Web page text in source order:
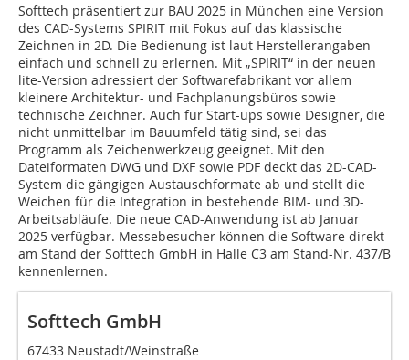
Softtech präsentiert zur BAU 2025 in München eine Version
des CAD-Systems SPIRIT mit Fokus auf das klassische
Zeichnen in 2D. Die Bedienung ist laut Herstellerangaben
einfach und schnell zu erlernen. Mit „SPIRIT“ in der neuen
lite-Version adressiert der Softwarefabrikant vor allem
kleinere Architektur- und Fachplanungsbüros sowie
technische Zeichner. Auch für Start-ups sowie Designer, die
nicht unmittelbar im Bauumfeld tätig sind, sei das
Programm als Zeichenwerkzeug geeignet. Mit den
Dateiformaten DWG und DXF sowie PDF deckt das 2D-CAD-
System die gängigen Austauschformate ab und stellt die
Weichen für die Integration in bestehende BIM- und 3D-
Arbeitsabläufe. Die neue CAD-Anwendung ist ab Januar
2025 verfügbar. Messebesucher können die Software direkt
am Stand der Softtech GmbH in Halle C3 am Stand-Nr. 437/B
kennenlernen.
Softtech GmbH
67433 Neustadt/Weinstraße